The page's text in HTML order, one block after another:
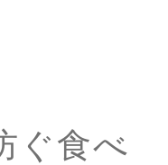
ぐ食べ